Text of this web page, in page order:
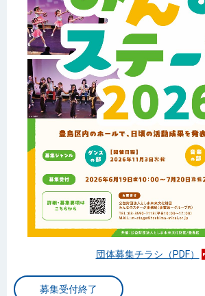
団体募集チラシ（PDF）
募集受付終了